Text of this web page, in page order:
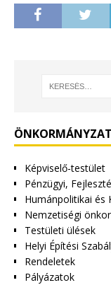
ÖNKORMÁNYZAT
Képviselő-testület
Pénzügyi,
Humánpolitikai és
Nemzetiségi
Testületi ülések
Helyi Építési
Rendeletek
Pályázatok